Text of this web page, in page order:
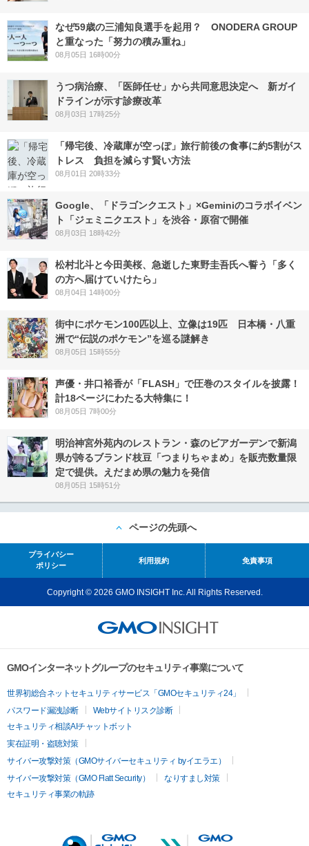
なぜ59歳の三浦知良選手を起用？ ONODERA GROUP
と重なった「努力の積み重ね」
08月05日 16時00分
うつ病治療、「医師任せ」から共同意思決定へ 新ガイ
ドラインが示す診療改革
08月03日 17時25分
「帰宅後、冷蔵庫が空っぽ」旅行前後の食事に約5割がス
トレス 負担を減らす賢い方法
08月01日 20時33分
Google、「ドラゴンクエスト」×Geminiのコラボイベン
ト「ジェミニクエスト」を渋谷・原宿で開催
08月03日 18時42分
松村北斗と今田美桜、急逝した東野圭吾氏へ誓う「多く
の方へ届けていけたら」
08月04日 14時00分
街中にポケモン100匹以上、立像は19匹 日本橋・八重
洲で“伝説のポケモン”を巡る謎解き
08月05日 15時55分
声優・井口裕香が「FLASH」で圧巻のスタイルを披露！
計18ページにわたる大特集に！
08月05日 7時00分
明治神宮外苑内のレストラン・森のビアガーデンで新潟
県が誇るブランド枝豆「つまりちゃまめ」を販売数量限
定で提供。えだまめ県の魅力を発信
08月05日 15時51分
ページの先頭へ
プライバシー
ポリシー
利用規約 免責事項
Copyright © 2026 GMO INSIGHT Inc. All Rights Reserved.
GMOインターネットグループのセキュリティ事業について
世界初総合ネットセキュリティサービス「GMOセキュリティ24」
パスワード漏洩診断
Webサイトリスク診断
セキュリティ相談AIチャットボット
実在証明・盗聴対策
サイバー攻撃対策（GMOサイバーセキュリティ byイエラエ）
サイバー攻撃対策（GMO Flatt Security）
なりすまし対策
セキュリティ事業の軌跡